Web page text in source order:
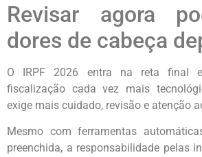
Revisar agora
dores de cabeça
O IRPF 2026 entra na reta final
fiscalização cada vez mais
exige mais cuidado, revisão e atenção
Mesmo com ferramentas
preenchida, a responsabilidade pelas